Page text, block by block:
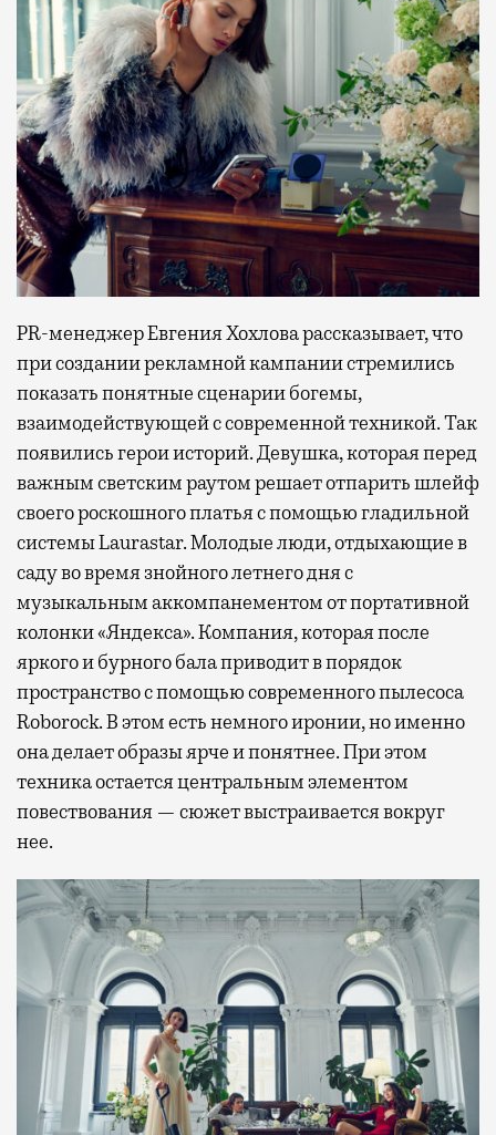
PR-менеджер Евгения Хохлова рассказывает, что
при создании рекламной кампании стремились
показать понятные сценарии богемы,
взаимодействующей с современной техникой. Так
появились герои историй. Девушка, которая перед
важным светским раутом решает отпарить шлейф
своего роскошного платья с помощью гладильной
системы Laurastar. Молодые люди, отдыхающие в
саду во время знойного летнего дня с
музыкальным аккомпанементом от портативной
колонки «Яндекса». Компания, которая после
яркого и бурного бала приводит в порядок
пространство с помощью современного пылесоса
Roborock. В этом есть немного иронии, но именно
она делает образы ярче и понятнее. При этом
техника остается центральным элементом
повествования — сюжет выстраивается вокруг
нее.